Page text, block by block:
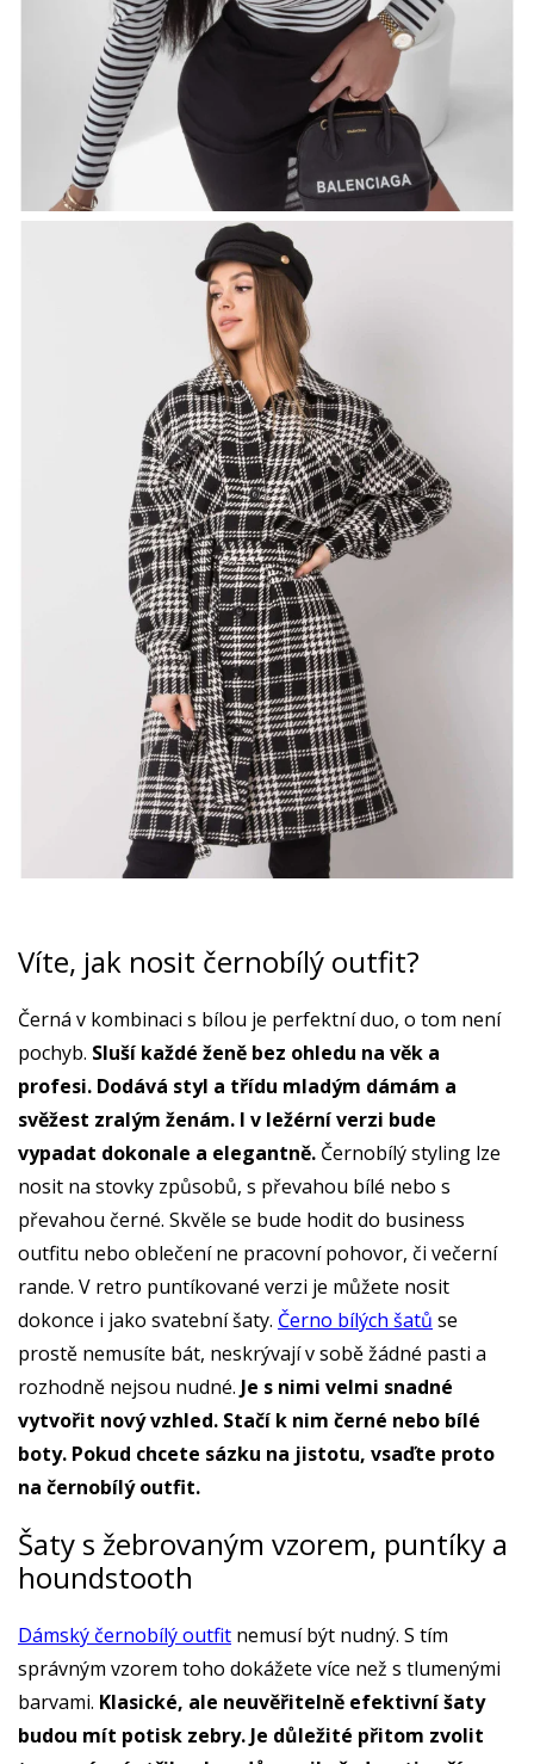
Víte, jak nosit černobílý outfit?
Černá v kombinaci s bílou je perfektní duo, o tom není
pochyb. Sluší každé ženě bez ohledu na věk a
profesi. Dodává styl a třídu mladým dámám a
svěžest zralým ženám. I v ležérní verzi bude
vypadat dokonale a elegantně. Černobílý styling lze
nosit na stovky způsobů, s převahou bílé nebo s
převahou černé. Skvěle se bude hodit do business
outfitu nebo oblečení ne pracovní pohovor, či večerní
rande. V retro puntíkované verzi je můžete nosit
dokonce i jako svatební šaty. Černo bílých šatů se
prostě nemusíte bát, neskrývají v sobě žádné pasti a
rozhodně nejsou nudné. Je s nimi velmi snadné
vytvořit nový vzhled. Stačí k nim černé nebo bílé
boty. Pokud chcete sázku na jistotu, vsaďte proto
na černobílý outfit.
Šaty s žebrovaným vzorem, puntíky a
houndstooth
Dámský černobílý outfit nemusí být nudný. S tím
správným vzorem toho dokážete více než s tlumenými
barvami. Klasické, ale neuvěřitelně efektivní šaty
budou mít potisk zebry. Je důležité přitom zvolit